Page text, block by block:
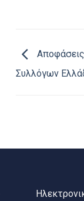
Συλλόγων